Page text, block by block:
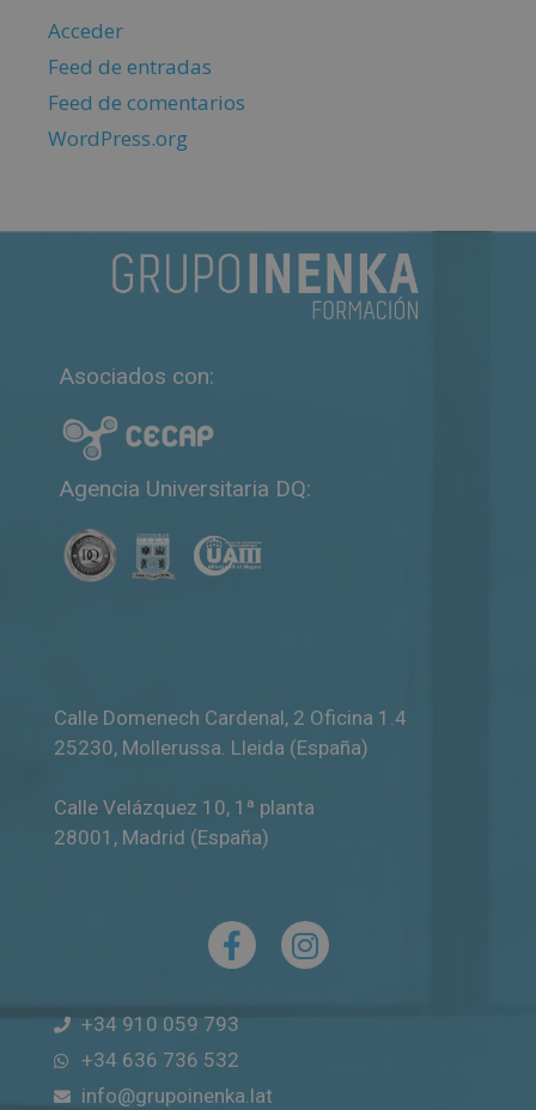
Acceder
Feed de entradas
Feed de comentarios
WordPress.org
Asociados con:
Agencia Universitaria DQ:
Calle Domenech Cardenal, 2 Oficina 1.4
25230, Mollerussa Lleida (España)
Calle Velázquez 10, 1ª planta
28001 , Madrid (España)
+34 910 059 793
+34 636 736 532
info@grupoinenka.lat